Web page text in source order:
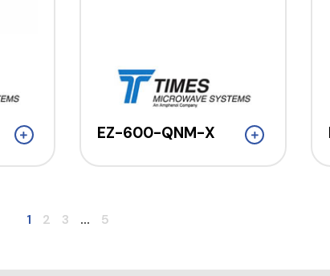
EZ-600-QNM-X
1 2 3 ... 5